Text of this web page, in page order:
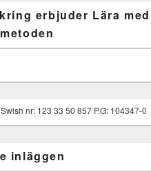
erbjuder Lära med
nr: 123 33 50 857 P.G: 104347-0
inläggen